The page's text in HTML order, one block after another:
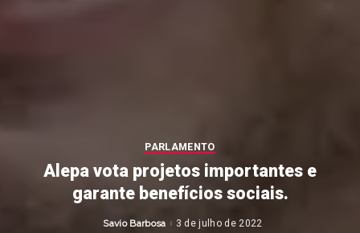
PARLAMENTO
Alepa vota projetos importantes e
garante benefícios sociais.
Posted
Savio Barbosa 3 de julho de 2022